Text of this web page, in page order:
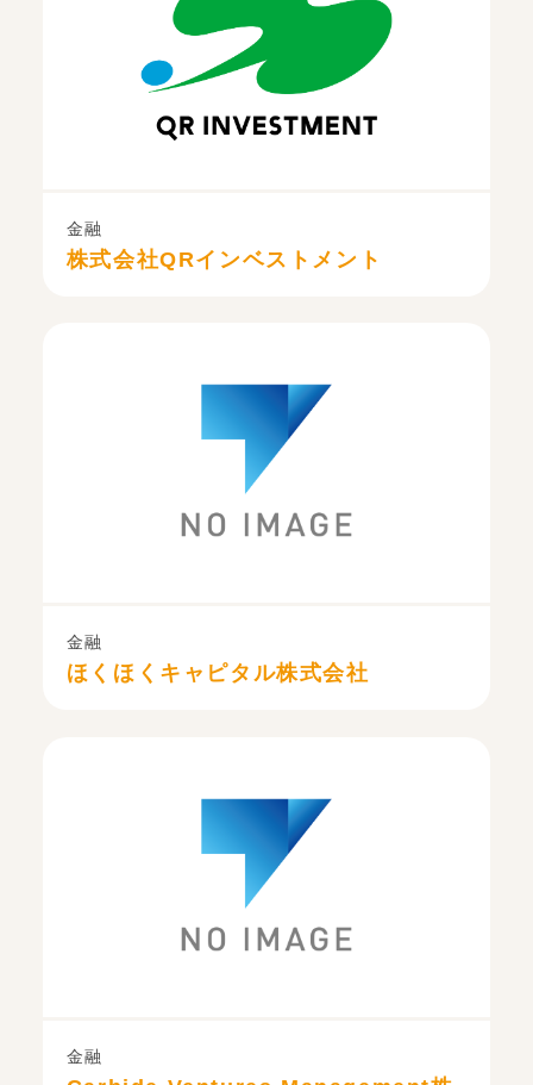
金融
株式会社QRインベストメント
金融
ほくほくキャピタル株式会社
金融